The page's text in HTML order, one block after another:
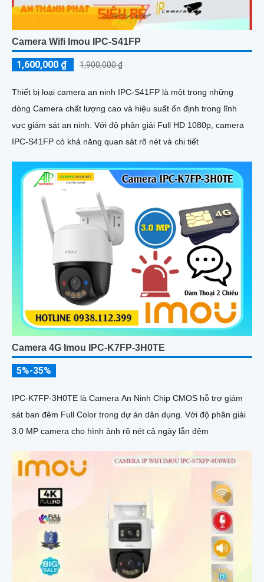
Camera Wifi Imou IPC-S41FP
1,600,000 ₫ 1,900,000 ₫
Thiết bị loại camera an ninh IPC-S41FP là một trong những
dòng Camera chất lượng cao và hiệu suất ổn định trong lĩnh
vực giám sát an ninh. Với độ phân giải Full HD 1080p, camera
IPC-S41FP có khả năng quan sát rõ nét và chi tiết
Camera 4G Imou IPC-K7FP-3H0TE
5%-35%
IPC-K7FP-3H0TE là Camera An Ninh Chip CMOS hỗ trợ giám
sát ban đêm Full Color trong dự án dân dụng. Với độ phân giải
3.0 MP camera cho hình ảnh rõ nét cả ngày lẫn đêm